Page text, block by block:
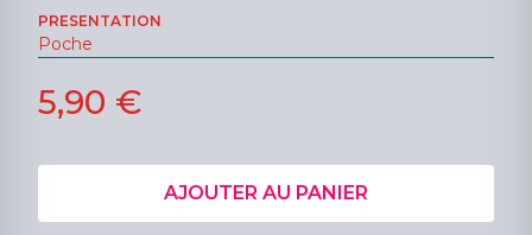
PRESENTATION
Poche
5,90 €
AJOUTER AU PANIER